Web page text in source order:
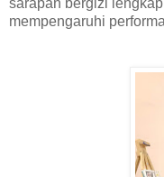
mempengaruhi